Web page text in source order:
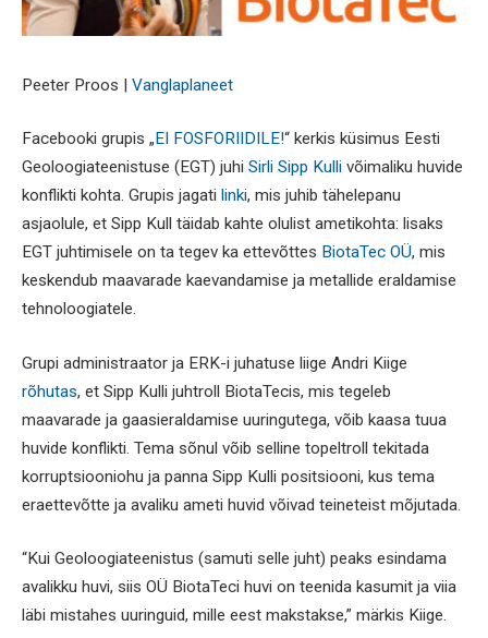
Peeter Proos | Vanglaplaneet
Facebooki grupis „EI FOSFORIIDILE!“ kerkis küsimus Eesti
Geoloogiateenistuse (EGT) juhi Sirli Sipp Kulli võimaliku huvide
konflikti kohta. Grupis jagati linki, mis juhib tähelepanu
asjaolule, et Sipp Kull täidab kahte olulist ametikohta: lisaks
EGT juhtimisele on ta tegev ka ettevõttes BiotaTec OÜ, mis
keskendub maavarade kaevandamise ja metallide eraldamise
tehnoloogiatele.
Grupi administraator ja ERK-i juhatuse liige Andri Kiige
rõhutas, et Sipp Kulli juhtroll BiotaTecis, mis tegeleb
maavarade ja gaasieraldamise uuringutega, võib kaasa tuua
huvide konflikti. Tema sõnul võib selline topeltroll tekitada
korruptsiooniohu ja panna Sipp Kulli positsiooni, kus tema
eraettevõtte ja avaliku ameti huvid võivad teineteist mõjutada.
“Kui Geoloogiateenistus (samuti selle juht) peaks esindama
avalikku huvi, siis OÜ BiotaTeci huvi on teenida kasumit ja viia
läbi mistahes uuringuid, mille eest makstakse,” märkis Kiige.